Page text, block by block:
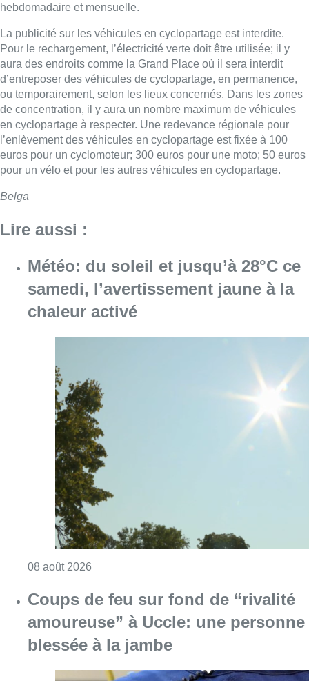
hebdomadaire et mensuelle.
La publicité sur les véhicules en cyclopartage est interdite.
Pour le rechargement, l’électricité verte doit être utilisée; il y
aura des endroits comme la Grand Place où il sera interdit
d’entreposer des véhicules de cyclopartage, en permanence,
ou temporairement, selon les lieux concernés. Dans les zones
de concentration, il y aura un nombre maximum de véhicules
en cyclopartage à respecter. Une redevance régionale pour
l’enlèvement des véhicules en cyclopartage est fixée à 100
euros pour un cyclomoteur; 300 euros pour une moto; 50 euros
pour un vélo et pour les autres véhicules en cyclopartage.
Belga
Lire aussi :
Météo: du soleil et jusqu’à 28°C ce
samedi, l’avertissement jaune à la
chaleur activé
08 août 2026
Coups de feu sur fond de “rivalité
amoureuse” à Uccle: une personne
blessée à la jambe